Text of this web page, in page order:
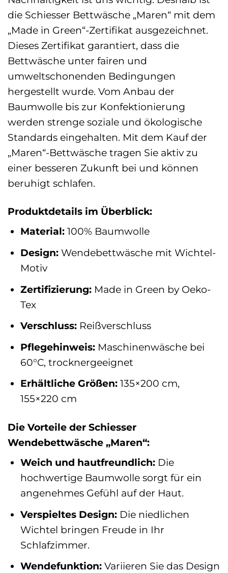
die Schiesser Bettwäsche „Maren“ mit dem
„Made in Green“-Zertifikat ausgezeichnet.
Dieses Zertifikat garantiert, dass die
Bettwäsche unter fairen und
umweltschonenden Bedingungen
hergestellt wurde. Vom Anbau der
Baumwolle bis zur Konfektionierung
werden strenge soziale und ökologische
Standards eingehalten. Mit dem Kauf der
„Maren“-Bettwäsche tragen Sie aktiv zu
einer besseren Zukunft bei und können
beruhigt schlafen.
Produktdetails im Überblick:
Material: 100% Baumwolle
Design: Wendebettwäsche mit Wichtel-
Motiv
Zertifizierung: Made in Green by Oeko-
Tex
Verschluss: Reißverschluss
Pflegehinweis: Maschinenwäsche bei
60°C, trocknergeeignet
Erhältliche Größen: 135×200 cm,
155×220 cm
Die Vorteile der Schiesser
Wendebettwäsche „Maren“:
Weich und hautfreundlich: Die
hochwertige Baumwolle sorgt für ein
angenehmes Gefühl auf der Haut.
Verspieltes Design: Die niedlichen
Wichtel bringen Freude in Ihr
Schlafzimmer.
Wendefunktion: Variieren Sie das Design